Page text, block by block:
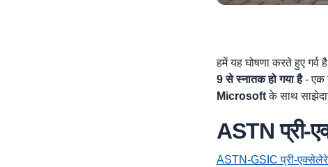
हमें यह घोषणा करते हुए गर्व
9 से स्नातक हो गया है- एक
Microsoftके साथ
ASTN प्री-
ASTN-GSIC प्री-